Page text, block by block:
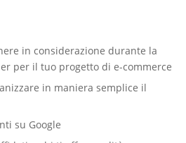
in considerazione durante la
per il tuo progetto di e-commerce
in maniera semplice il
su Google